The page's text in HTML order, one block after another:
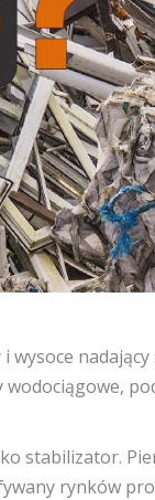
stabilizator.
rynków